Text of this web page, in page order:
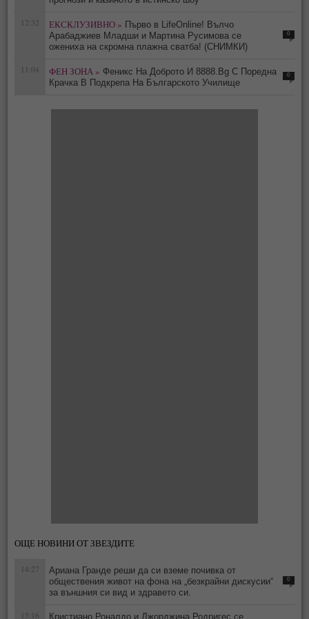
12:32 ЕКСКЛУЗИВНО » Първо в LifeOnline! Вълчо
Арабаджиев Младши и Мартина Русимова сe
oжениха на скромна плажна сватба! (СНИМКИ)
0
11:04 ФЕН ЗОНА » Феникс На Доброто И 8888.Bg С Поредна
Крачка В Подкрепа На Българското Училище
0
ОЩЕ НОВИНИ ОТ ЗВЕЗДИТЕ
14:27
Ариана Гранде реши да си вземе почивка от
обществения живот на фона на „безкрайни дискусии“
за външния си вид и здравето си.
0
15:16 Кристиано Роналдо и Джорджина Родригес се